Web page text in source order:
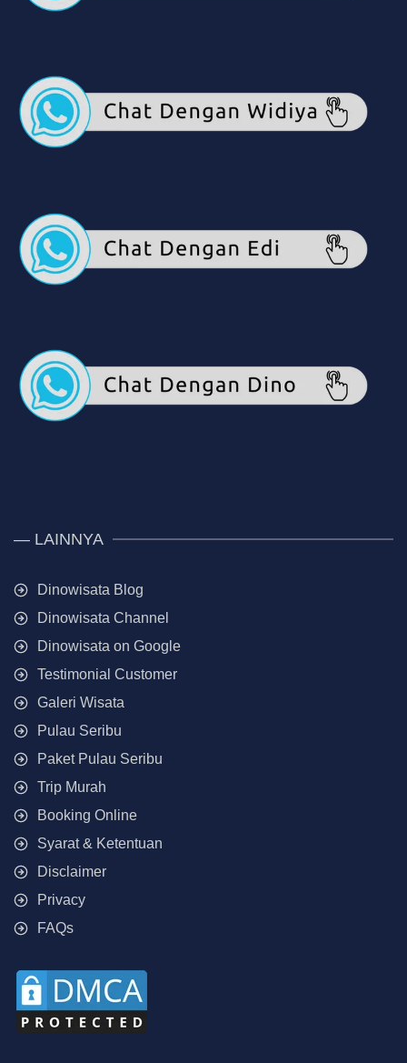
— LAINNYA
Dinowisata Blog
Dinowisata Channel
Dinowisata on Google
Testimonial Customer
Galeri Wisata
Pulau Seribu
Paket Pulau Seribu
Trip Murah
Booking Online
Syarat & Ketentuan
Disclaimer
Privacy
FAQs